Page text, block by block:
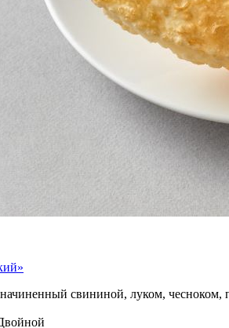
свининой, луком,